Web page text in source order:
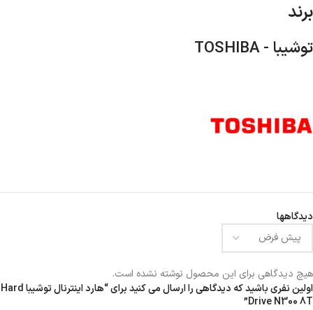
برند
توشیبا - TOSHIBA
دیدگاهها
هیچ دیدگاهی برای این محصول نوشته نشده است.
اولین نفری باشید که دیدگاهی را ارسال می کنید برای “هارد اینترنال توشیبا Hard
Drive N300 8T”